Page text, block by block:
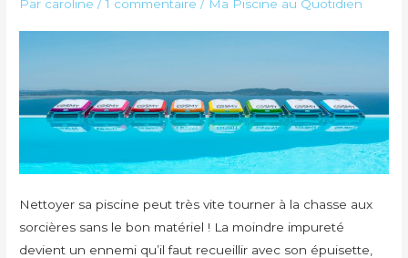
Par caroline /1 commentaire / Ma Piscine au Quotidien
Nettoyer sa piscine peut très vite tourner à la chasse aux
sorcières sans le bon matériel ! La moindre impureté
devient un ennemi qu’il faut recueillir avec son épuisette,